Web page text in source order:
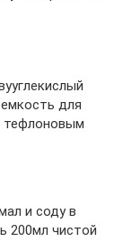
для
тефлоновым
и соду в
200мл чистой